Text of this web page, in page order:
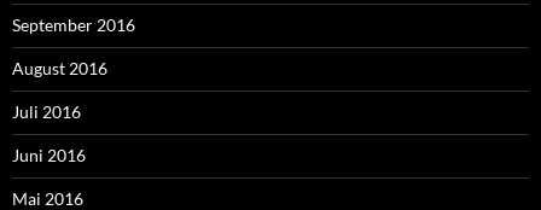
September 2016
August 2016
Juli 2016
Juni 2016
Mai 2016